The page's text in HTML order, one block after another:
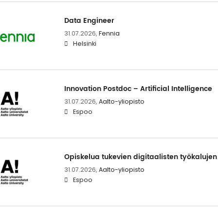
Data Engineer
31.07.2026, Fennia
Helsinki
In­no­va­tion Post­doc – Ar­ti­ficial In­tel­li­gence
31.07.2026, Aalto-yliopisto
Espoo
Opis­ke­lua tu­ke­vien di­gi­taa­lis­ten
31.07.2026, Aalto-yliopisto
Espoo